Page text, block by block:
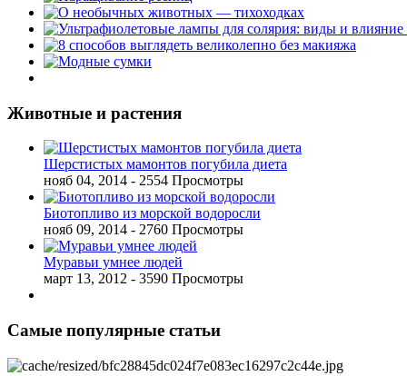
Животные и растения
Шерстистых мамонтов погубила диета
нояб 04, 2014 - 2554 Просмотры
Биотопливо из морской водоросли
нояб 09, 2014 - 2760 Просмотры
Муравьи умнее людей
март 13, 2012 - 3590 Просмотры
Самые популярные статьи